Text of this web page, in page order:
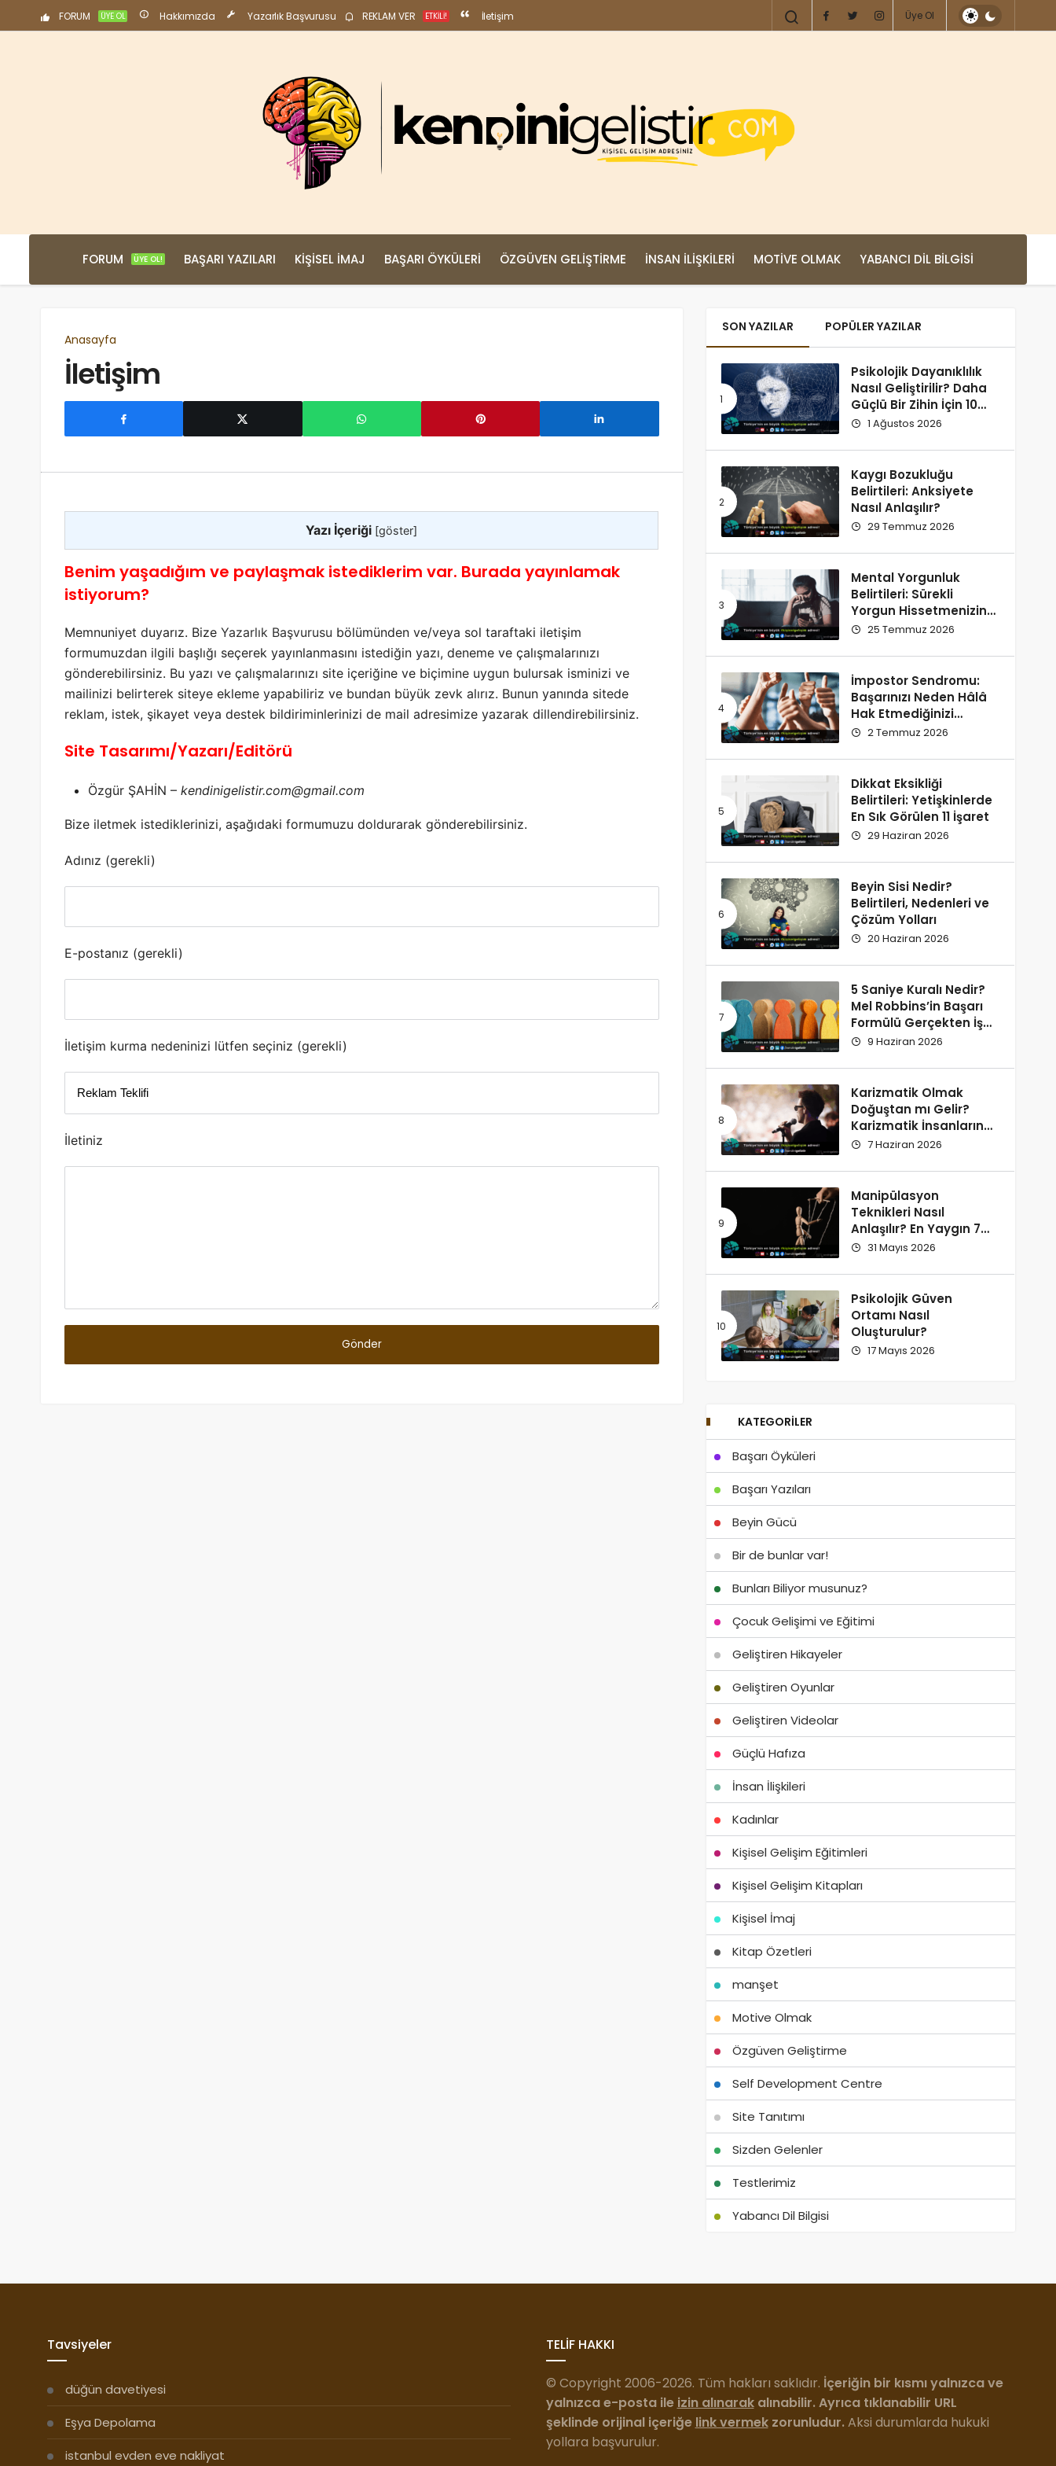
FORUM ÜYE OL Hakkımızda Yazarlık Başvurusu REKLAM VER ETKILI! İletişim Üye Ol
FORUM ÜYE OL! BAŞARI YAZILARI KIŞISEL İMAJ BAŞARI ÖYKÜLERI ÖZGÜVEN GELIŞTIRME İNSAN İLIŞKILERI MOTIVE OLMAK YABANCI DIL BILGISI
Anasayfa
İletişim
Yazı İçeriği [göster]
Benim yaşadığım ve paylaşmak istediklerim var. Burada yayınlamak
istiyorum?
Memnuniyet duyarız. Bize Yazarlık Başvurusu bölümünden ve/veya sol taraftaki iletişim
formumuzdan ilgili başlığı seçerek yayınlanmasını istediğin yazı, deneme ve çalışmalarınızı
gönderebilirsiniz. Bu yazı ve çalışmalarınızı site içeriğine ve biçimine uygun bulursak isminizi ve
mailinizi belirterek siteye ekleme yapabiliriz ve bundan büyük zevk alırız. Bunun yanında sitede
reklam, istek, şikayet veya destek bildiriminlerinizi de mail adresimize yazarak dillendirebilirsiniz.
Site Tasarımı/Yazarı/Editörü
Özgür ŞAHİN – kendinigelistir.com@gmail.com
Bize iletmek istediklerinizi, aşağıdaki formumuzu doldurarak gönderebilirsiniz.
Adınız (gerekli)
E-postanız (gerekli)
İletişim kurma nedeninizi lütfen seçiniz (gerekli)
İletiniz
SON YAZILAR POPÜLER YAZILAR
Psikolojik Dayanıklılık
Nasıl Geliştirilir? Daha
Güçlü Bir Zihin İçin 10
Alışkanlık
1 Ağustos 2026
Kaygı Bozukluğu
Belirtileri: Anksiyete
Nasıl Anlaşılır?
29 Temmuz 2026
Mental Yorgunluk
Belirtileri: Sürekli
Yorgun Hissetmenizin
12 Olası Nedeni
25 Temmuz 2026
İmpostor Sendromu:
Başarınızı Neden Hâlâ
Hak Etmediğinizi
Düşünüyorsunuz?
2 Temmuz 2026
Dikkat Eksikliği
Belirtileri: Yetişkinlerde
En Sık Görülen 11 İşaret
29 Haziran 2026
Beyin Sisi Nedir?
Belirtileri, Nedenleri ve
Çözüm Yolları
20 Haziran 2026
5 Saniye Kuralı Nedir?
Mel Robbins’in Başarı
Formülü Gerçekten İşe
Yarıyor
9 Haziran 2026
Karizmatik Olmak
Doğuştan mı Gelir?
Karizmatik İnsanların
Ortak Özellikleri
7 Haziran 2026
Manipülasyon
Teknikleri Nasıl
Anlaşılır? En Yaygın 7
İşaret
31 Mayıs 2026
Psikolojik Güven
Ortamı Nasıl
Oluşturulur?
17 Mayıs 2026
KATEGORILER
Başarı Öyküleri
Başarı Yazıları
Beyin Gücü
Bir de bunlar var!
Bunları Biliyor musunuz?
Çocuk Gelişimi ve Eğitimi
Geliştiren Hikayeler
Geliştiren Oyunlar
Geliştiren Videolar
Güçlü Hafıza
İnsan İlişkileri
Kadınlar
Kişisel Gelişim Eğitimleri
Kişisel Gelişim Kitapları
Kişisel İmaj
Kitap Özetleri
manşet
Motive Olmak
Özgüven Geliştirme
Self Development Centre
Site Tanıtımı
Sizden Gelenler
Testlerimiz
Yabancı Dil Bilgisi
Tavsiyeler
düğün davetiyesi
Eşya Depolama
istanbul evden eve nakliyat
TELİF HAKKI
© Copyright 2006-2026. Tüm hakları saklıdır. İçeriğin bir kısmı yalnızca ve
yalnızca e-posta ile izin alınarakalınabilir. Ayrıca tıklanabilir URL
şeklinde orijinal içeriğe link vermekzorunludur.Aksi durumlarda hukuki
yollara başvurulur.